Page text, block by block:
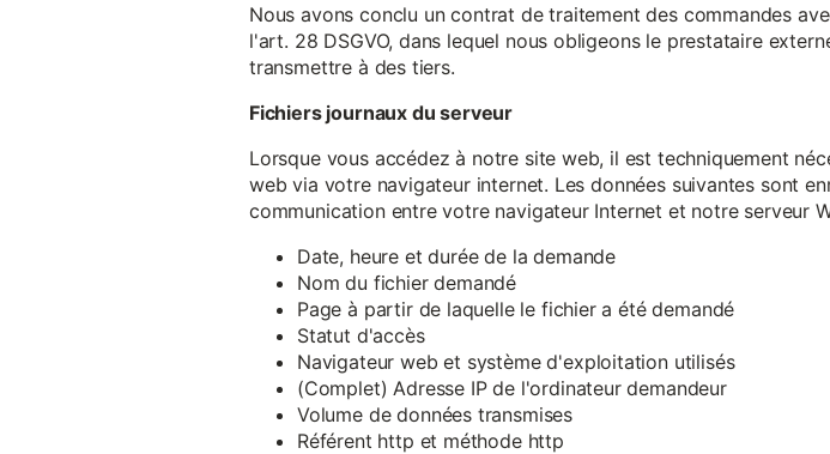
Nous avons conclu un contrat de traitement des commandes
l'art. 28 DSGVO, dans lequel nous obligeons le prestataire
transmettre à des tiers.
Fichiers journaux du serveur
Lorsque vous accédez à notre site web, il est techniquement
web via votre navigateur internet. Les données suivantes sont
communication entre votre navigateur Internet et notre serveur
Date, heure et durée de la demande
Nom du fichier demandé
Page à partir de laquelle le fichier a été demandé
Statut d'accès
Navigateur web et système d'exploitation utilisés
(Complet) Adresse IP de l'ordinateur demandeur
Volume de données transmises
Référent http et méthode http